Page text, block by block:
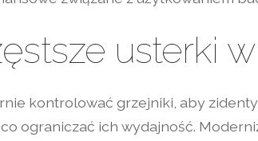
usterki
kontrolować grzejniki, aby
ograniczać ich wydajność.